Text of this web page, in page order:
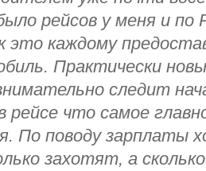
рейсов у меня и по
это каждому
Практически
следит
рейсе что самое
По поводу зарплаты
захотят, а